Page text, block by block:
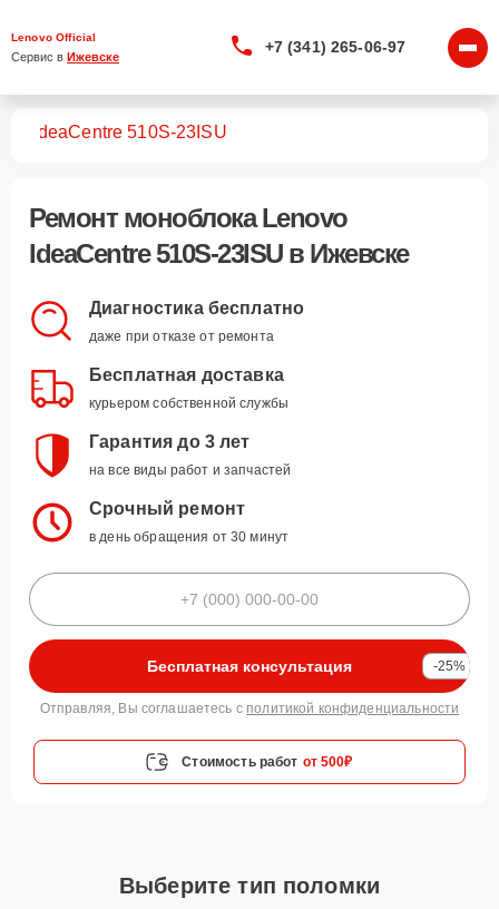
Lenovo Official
Сервис в Ижевске
+7 (341) 265-06-97
IdeaCentre 510S-23ISU
Ремонт моноблока Lenovo
IdeaCentre 510S-23ISUв Ижевске
Диагностика бесплатно
даже при отказе от ремонта
Бесплатная доставка
курьером собственной службы
Гарантия до 3 лет
на все виды работ и запчастей
Срочный ремонт
в день обращения от 30 минут
Бесплатная консультация -25%
Отправляя, Вы соглашаетесь с политикой конфиденциальности
Стоимость работ от 500₽
Выберите тип поломки